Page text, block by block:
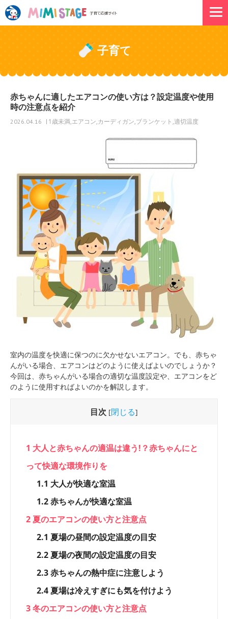
子育て
赤ちゃんに適したエアコンの使い方は？設定温度や使用
時の注意点を紹介
2026.04.16 1歳未満 エアコン カーディガン ブランケット 適切温度
室内の温度を快適に保つのに欠かせないエアコン。でも、赤ちゃ
んがいる場合、エアコンはどのように使えばよいのでしょうか？
今回は、赤ちゃんがいる場合の適切な温度設定や、エアコンをど
のように使用すればよいのかを解説します。
目次 [閉じる]
1 大人と赤ちゃんの適温は違う!？赤ちゃんにと
って快適な環境作りを
1.1 大人が快適な室温
1.2赤ちゃんが快適な室温
2夏のエアコンの使い方と注意点
2.1 夏場の昼間の設定温度の目安
2.2夏場の夜間の設定温度の目安
2.3赤ちゃんの熱中症に注意しよう
2.4夏場は冷えすぎにも気を付けよう
3冬のエアコンの使い方と注意点